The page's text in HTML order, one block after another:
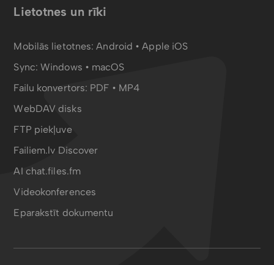
Lietotnes un rīki
Mobilās lietotnes:Android •Apple iOS
Sync:Windows • macOS
Failu konvertors: PDF • MP4
WebDAV disks
FTP piekļuve
Failiem.lv Discover
AI chat.files.fm
Videokonferences
Eparakstīt dokumentu